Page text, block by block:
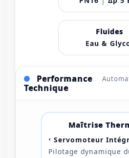
Fluides
Eau &
Performance
Technique
Maîtrise
• Servomoteur
Pilotage dynamique